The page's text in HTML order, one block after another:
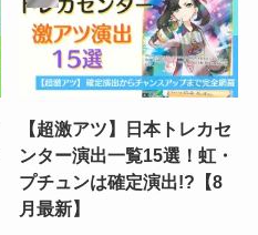
【超激アツ】日本トレカセ
ンター演出一覧15選！虹・
プチュンは確定演出!?【8
月最新】